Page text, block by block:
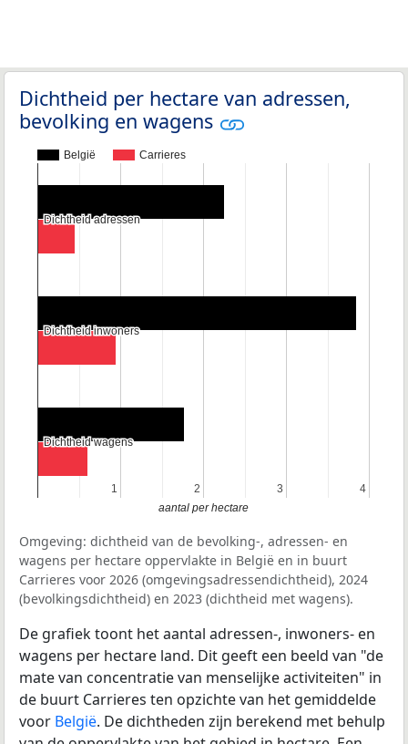
Dichtheid per hectare van adressen,
bevolking en wagens
België Carrieres
1
1 2
2 3
3 4
4
Dichtheid adressen
Dichtheid adressen
Dichtheid inwoners
Dichtheid inwoners
Dichtheid wagens
Dichtheid wagens
aantal per hectare
Omgeving: dichtheid van de bevolking-, adressen- en
wagens per hectare oppervlakte in België en in buurt
Carrieres voor 2026 (omgevingsadressendichtheid), 2024
(bevolkingsdichtheid) en 2023 (dichtheid met wagens).
De grafiek toont het aantal adressen-, inwoners- en
wagens per hectare land. Dit geeft een beeld van "de
mate van concentratie van menselijke activiteiten" in
de buurt Carrieres ten opzichte van het gemiddelde
voor België. De dichtheden zijn berekend met behulp